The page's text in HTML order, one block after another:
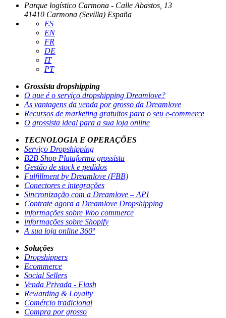
Parque logístico Carmona - Calle Abastos, 13
41410 Carmona (Sevilla) España
ES
EN
FR
DE
IT
PT
Grossista dropshipping
O que é o serviço dropshipping Dreamlove?
As vantagens da venda por grosso da Dreamlove
Recursos de marketing gratuitos para o seu e-commerce
O grossista ideal para a sua loja online
TECNOLOGIA E OPERAÇÕES
Serviço Dropshipping
B2B Shop Plataforma grossista
Gestão de stock e pedidos
Fulfillment by Dreamlove (FBB)
Conectores e integrações
Sincronização com a Dreamlove – API
Contrate agora a Dreamlove Dropshipping
informações sobre Woo commerce
informações sobre Shopify
A sua loja online 360º
Soluções
Dropshippers
Ecommerce
Social Sellers
Venda Privada - Flash
Rewarding & Loyalty
Comércio tradicional
Compra por grosso